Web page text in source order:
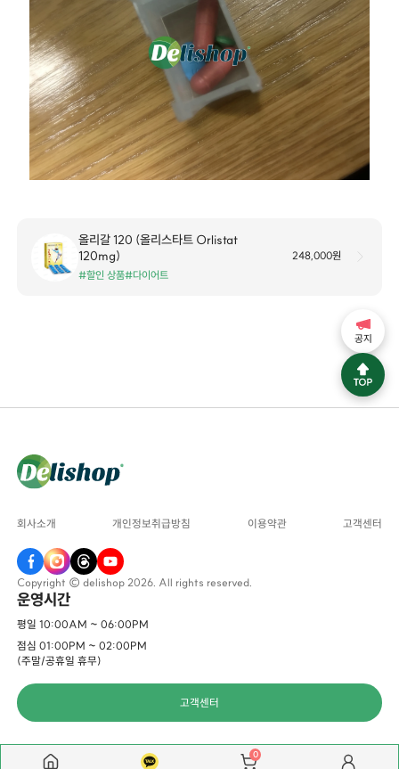
올리갈 120 (올리스타트 Orlistat
120mg)
#할인 상품#다이어트
248,000원
회사소개 개인정보취급방침 이용약관 고객센터
Copyright © delishop 2026. All rights reserved.
운영시간
평일 10:00AM ~ 06:00PM
점심 01:00PM ~ 02:00PM
(주말/공휴일 휴무)
고객센터
공지
0